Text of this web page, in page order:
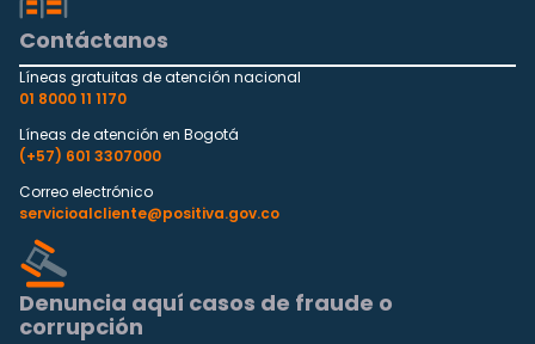
Contáctanos
Líneas gratuitas de atención nacional
01 8000 11 1170
Líneas de atención en Bogotá
(+57) 601 3307000
Correo electrónico
servicioalcliente@positiva.gov.co
Denuncia aquí casos de fraude o
corrupción